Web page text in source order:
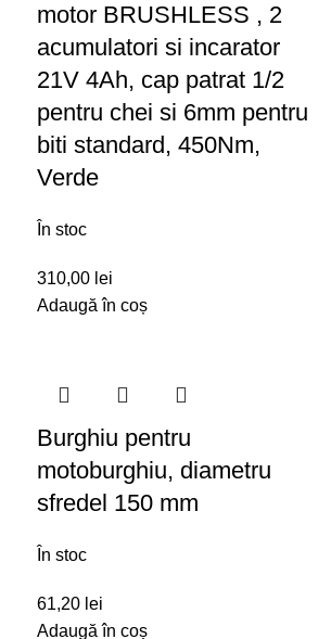
motor BRUSHLESS , 2
acumulatori si incarator
21V 4Ah, cap patrat 1/2
pentru chei si 6mm pentru
biti standard, 450Nm,
Verde
În stoc
310,00 lei
Adaugă în coș
Burghiu pentru
motoburghiu, diametru
sfredel 150 mm
În stoc
61,20 lei
Adaugă în coș